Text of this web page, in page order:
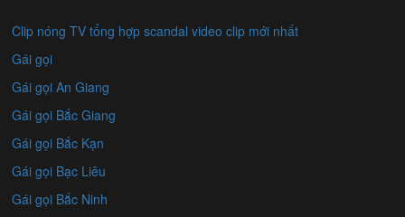
Clip nóng TV tổng hợp scandal video clip mới nhất
Gái gọi
Gái gọi An Giang
Gái gọi Bắc Giang
Gái gọi Bắc Kạn
Gái gọi Bạc Liêu
Gái gọi Bắc Ninh